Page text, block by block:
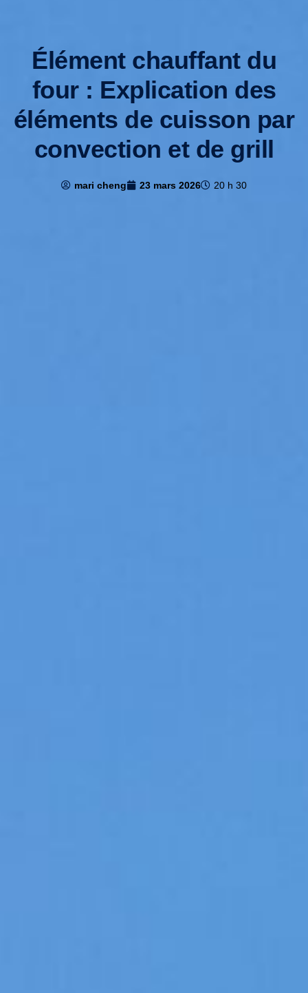
Élément chauffant du
four : Explication des
éléments de cuisson par
convection et de grill
mari cheng 23 mars 2026 20 h 30